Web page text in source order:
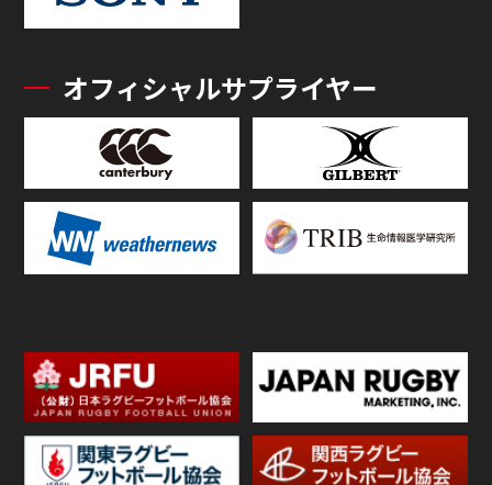
オフィシャルサプライヤー